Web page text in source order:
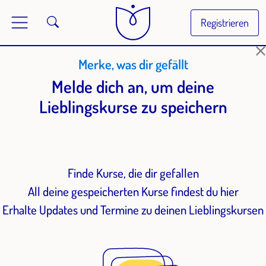
Registrieren
Merke, was dir gefällt
Melde dich an, um deine
Lieblingskurse zu speichern
Finde Kurse, die dir gefallen
All deine gespeicherten Kurse findest du hier
Erhalte Updates und Termine zu deinen Lieblingskursen